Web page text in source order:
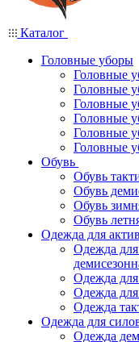
Каталог
Головные уборы
Головные
Головные
Головные
Головные
Головные
Головные
Обувь
Обувь
Обувь
Обувь
Обувь
Одежда для
Одежда
Одежда
Одежда для
Одежда
Одежда для
Одежда